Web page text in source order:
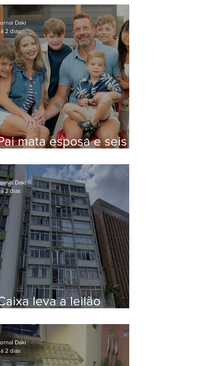
de Niterói
mata esposa e seis
Daki
2 dias
leva a leilão
em Botafogo
Daki
2 dias
Daki
2 dias